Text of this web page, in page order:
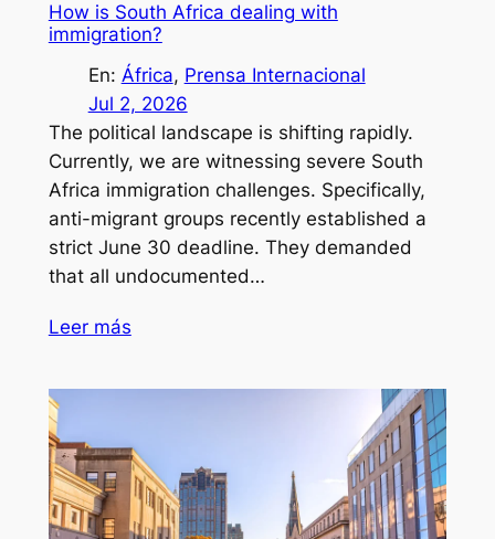
How is South Africa dealing with
immigration?
En: África, Prensa Internacional
Jul 2, 2026
The political landscape is shifting rapidly.
Currently, we are witnessing severe South
Africa immigration challenges. Specifically,
anti-migrant groups recently established a
strict June 30 deadline. They demanded
that all undocumented…
Leer más